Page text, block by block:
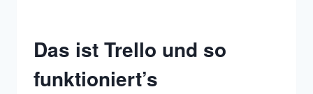
Das ist Trello und so
funktioniert’s